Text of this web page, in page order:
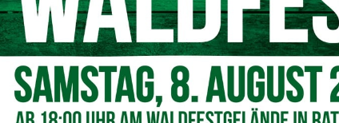
Terra Mystica & Montana– besichtigte man noch
der jungen Geschäftsführerin FrauJanine Silvia Grafenauer
Käse, war Herr Fellner ebenfalls begeistert. Abschließend
besucht– wo Herr DirektorHelmut Schabernigauf eine
Abschluss noch eine Führung durchs Haus gab.